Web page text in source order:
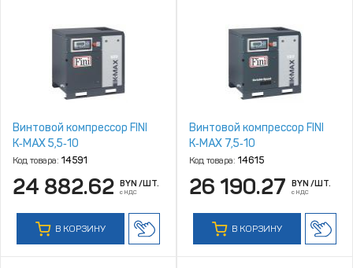
Винтовой компрессор FINI
K‑MAX 5,5‑10
Код товара: 14591
24 882.62 BYN /ШТ.
с НДС
В КОРЗИНУ
Винтовой компрессор FINI
K‑MAX 7,5‑10
Код товара: 14615
26 190.27 BYN /ШТ.
с НДС
В КОРЗИНУ